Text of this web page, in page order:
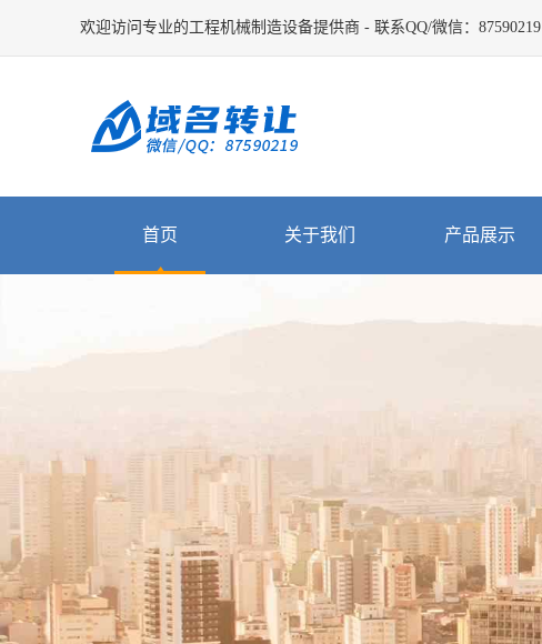
欢迎访问专业的工程机械制造设备提供商 - 联系QQ/微信：87590219
首页 关于我们 产品展示